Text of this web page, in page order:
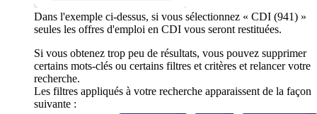
Dans l'exemple ci-dessus, si vous sélectionnez « CDI (941) »
seules les offres d'emploi en CDI vous seront restituées.
Si vous obtenez trop peu de résultats, vous pouvez supprimer
certains mots-clés ou certains filtres et critères et relancer votre
recherche.
Les filtres appliqués à votre recherche apparaissent de la façon
suivante :